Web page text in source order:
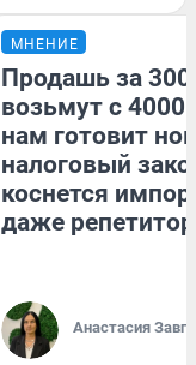
МНЕНИЕ
Продашь за
возьмут с
нам готовит
налоговый
коснется
даже
Анастасия